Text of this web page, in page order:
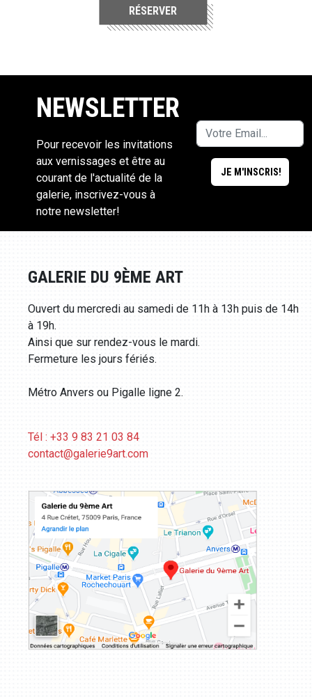
RÉSERVER
NEWSLETTER
Pour recevoir les invitations
aux vernissages et être au
courant de l'actualité de la
galerie, inscrivez-vous à
notre newsletter!
GALERIE DU 9ÈME ART
Ouvert du mercredi au samedi de 11h à 13h puis de 14h
à 19h.
Ainsi que sur rendez-vous le mardi.
Fermeture les jours fériés.
Métro Anvers ou Pigalle ligne 2.
Tél : +33 9 83 21 03 84
contact@galerie9art.com